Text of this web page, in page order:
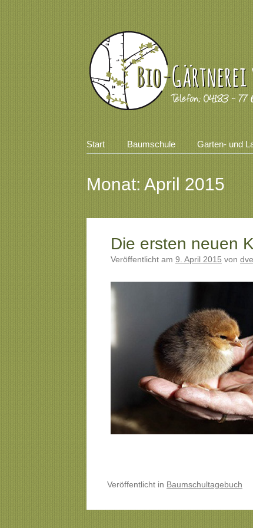
Zum
springen
Start Baumschule Garten- und
Monat: April 2015
Beitragsnavigation
Die ersten neuen
Veröffentlicht am 9. April 2015 von dve
Veröffentlicht in Baumschultagebuch